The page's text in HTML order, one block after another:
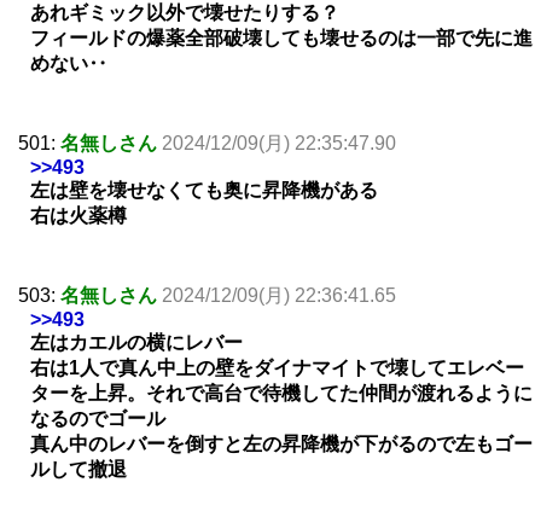
あれギミック以外で壊せたりする？
フィールドの爆薬全部破壊しても壊せるのは一部で先に進
めない‥
501: 名無しさん 2024/12/09(月) 22:35:47.90
>>493
左は壁を壊せなくても奥に昇降機がある
右は火薬樽
503: 名無しさん 2024/12/09(月) 22:36:41.65
>>493
左はカエルの横にレバー
右は1人で真ん中上の壁をダイナマイトで壊してエレベー
ターを上昇。それで高台で待機してた仲間が渡れるように
なるのでゴール
真ん中のレバーを倒すと左の昇降機が下がるので左もゴー
ルして撤退